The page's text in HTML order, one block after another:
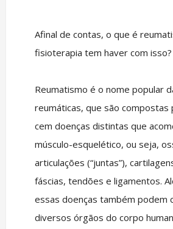
Afinal de contas, o que é
fisioterapia tem haver com isso?
Reumatismo é o nome popular
reumáticas, que são compostas
cem doenças distintas que
músculo-esquelético, ou seja,
articulações (“juntas”),
fáscias, tendões e ligamentos.
essas doenças também podem
diversos órgãos do corpo